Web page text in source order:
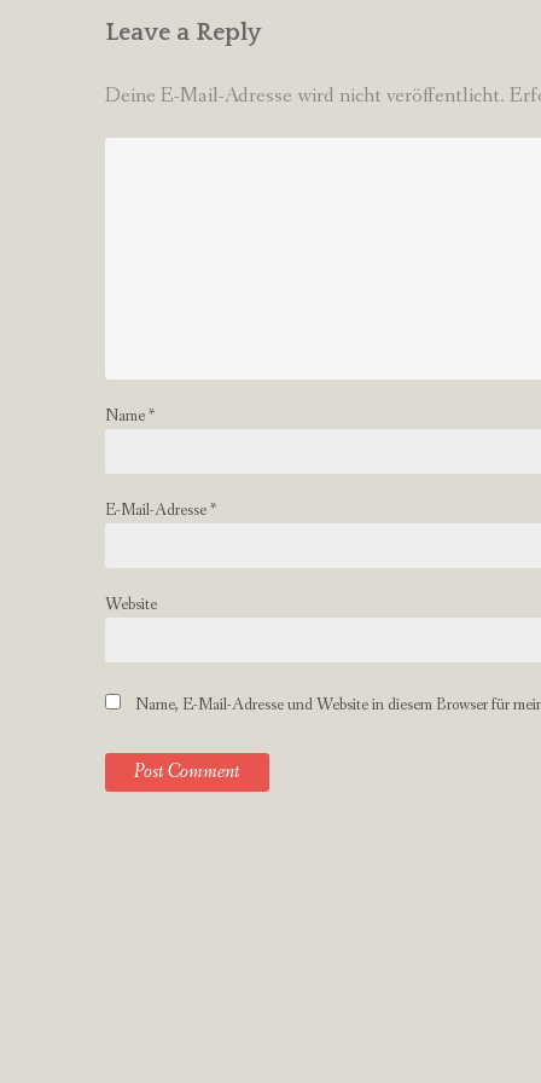
Leave a Reply
Deine E-Mail-Adresse wird nicht veröffentlicht.
Name*
E-Mail-Adresse*
Website
Name, E-Mail-Adresse und Website in diesem Browser für